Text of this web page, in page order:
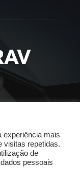
Distribuidores
- São Paulo - SP
experiência mais
visitas repetidas.
de
pessoais